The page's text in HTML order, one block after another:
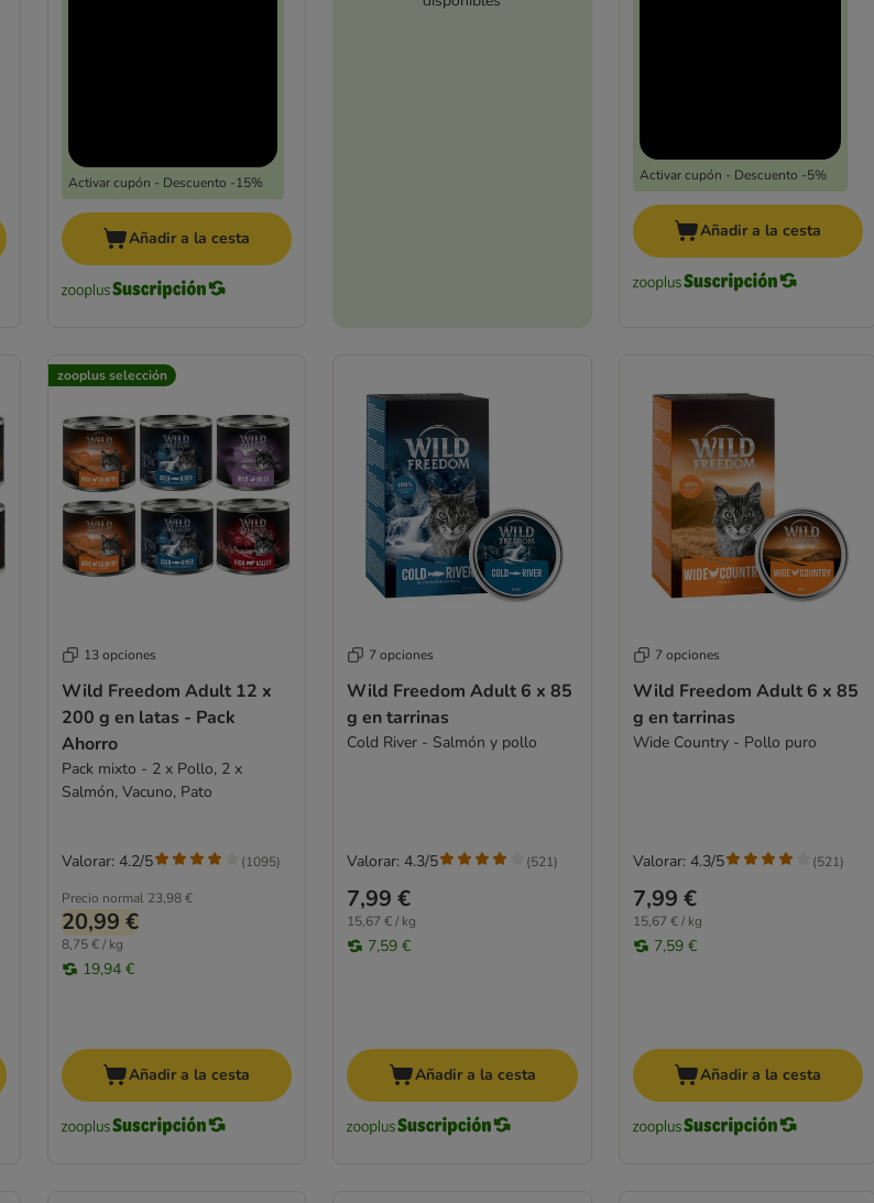
Activar cupón - Descuento -15%
Añadir a la cesta
Activar cupón - Descuento -5%
Añadir a la cesta
zooplus selección
13 opciones
Wild Freedom Adult 12 x
200 g en latas - Pack
Ahorro
Pack mixto - 2 x Pollo, 2 x
Salmón, Vacuno, Pato
Precio normal 23,98 €
20,99 €
8,75 € / kg
19,94 €
Valorar: 4.2/5 (1095)
Añadir a la cesta
7 opciones
Wild Freedom Adult 6 x 85
g en tarrinas
Cold River - Salmón y pollo
7,99 €
15,67 € / kg
7,59 €
Valorar: 4.3/5 (521)
Añadir a la cesta
7 opciones
Wild Freedom Adult 6 x 85
g en tarrinas
Wide Country - Pollo puro
7,99 €
15,67 € / kg
7,59 €
Valorar: 4.3/5 (521)
Añadir a la cesta